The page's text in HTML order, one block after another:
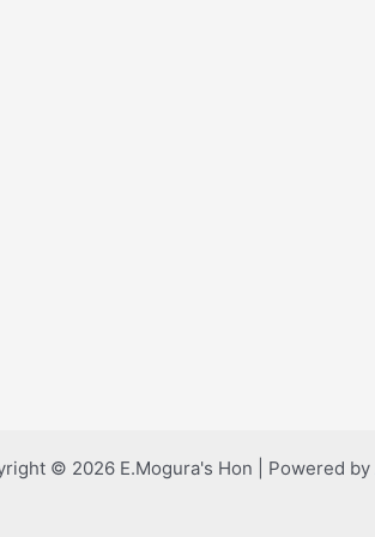
© 2026 E.Mogura's Hon | Powered by